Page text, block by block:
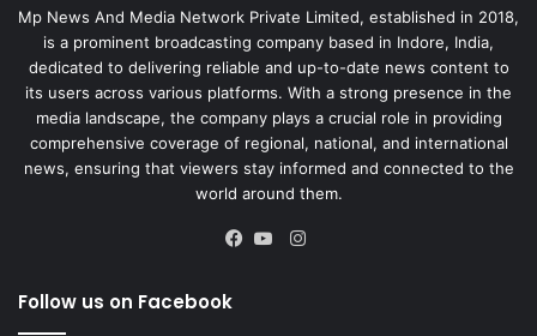
Mp News And Media Network Private Limited, established in 2018,
is a prominent broadcasting company based in Indore, India,
dedicated to delivering reliable and up-to-date news content to
its users across various platforms. With a strong presence in the
media landscape, the company plays a crucial role in providing
comprehensive coverage of regional, national, and international
news, ensuring that viewers stay informed and connected to the
world around them.
Instagram
Follow us on Facebook